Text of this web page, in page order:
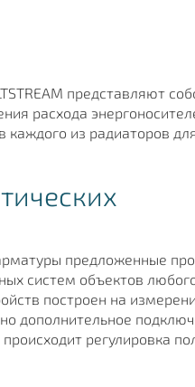
представляют
расхода
из радиаторов
предложенные
систем объектов
построен на
дополнительное
регулировка